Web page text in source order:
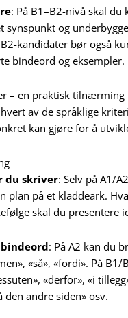
: På B1–B2-nivå skal du
synspunkt og
kandidater bør også
bindeord og eksempler.
– en praktisk tilnærming
av de språklige
kan gjøre for å
du skriver: Selv på A1/
plan på et kladdeark.
skal du presentere
: På A2 kan du
«så», «fordi». På B1/
«derfor», «i
den andre siden» osv.